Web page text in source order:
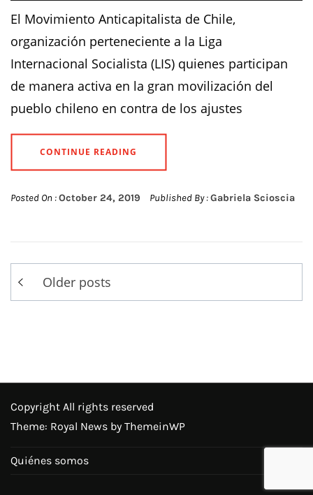
El Movimiento Anticapitalista de Chile,
organización perteneciente a la Liga
Internacional Socialista (LIS) quienes participan
de manera activa en la gran movilización del
pueblo chileno en contra de los ajustes
CONTINUE READING
Posted On :October 24, 2019 Published By :Gabriela Scioscia
Posts
navigation
Older posts
Copyright All rights reserved
Theme: Royal News by ThemeinWP
Quiénes somos